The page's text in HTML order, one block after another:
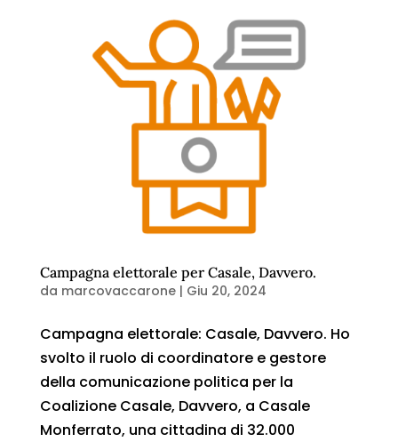
Campagna elettorale per Casale, Davvero.
da marcovaccarone| Giu 20, 2024
Campagna elettorale: Casale, Davvero. Ho
svolto il ruolo di coordinatore e gestore
della comunicazione politica per la
Coalizione Casale, Davvero, a Casale
Monferrato, una cittadina di 32.000